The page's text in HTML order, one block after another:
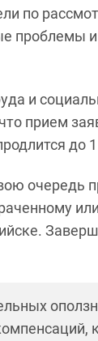
по
проблемы
и
прием
до 1
очередь